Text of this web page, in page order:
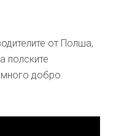
от Полша,
полските
много добро